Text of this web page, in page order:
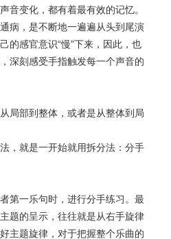
音变化，都有着最有效的记忆。
，是不断地一遍遍从头到尾演
的感官意识“慢”下来，因此，也
深刻感受手指触发每一个声音的
部到整体，或者是从整体到局
就是一开始就用拆分法：分手
一乐句时，进行分手练习。最
题的呈示，往往就是从右手旋律
主题旋律，对于把握整个乐曲的